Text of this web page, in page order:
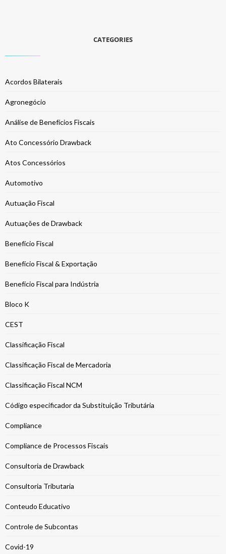
CATEGORIES
Acordos Bilaterais
Agronegócio
Análise de Benefícios Fiscais
Ato Concessório Drawback
Atos Concessórios
Automotivo
Autuação Fiscal
Autuações de Drawback
Benefício Fiscal
Benefício Fiscal & Exportação
Benefício Fiscal para Indústria
Bloco K
CEST
Classificação Fiscal
Classificação Fiscal de Mercadoria
Classificação Fiscal NCM
Código especificador da Substituição Tributária
Compliance
Compliance de Processos Fiscais
Consultoria de Drawback
Consultoria Tributaria
Conteudo Educativo
Controle de Subcontas
Covid-19